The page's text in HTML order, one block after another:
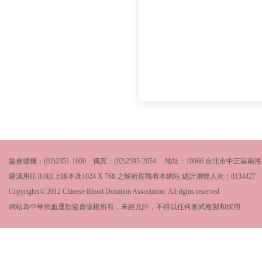
協會總機：(02)2351-1600 傳真：(02)2395-2054 地址：10066 台北市中正區南
建議用IE 8.0以上版本及1024 X 768 之解析度觀看本網站 總計瀏覽人次： 8134427
Copyrights© 2012 Chinese Blood Donation Association. All rights reserved
網站為中華捐血運動協會版權所有，未經允許，不得以任何形式複製和採用